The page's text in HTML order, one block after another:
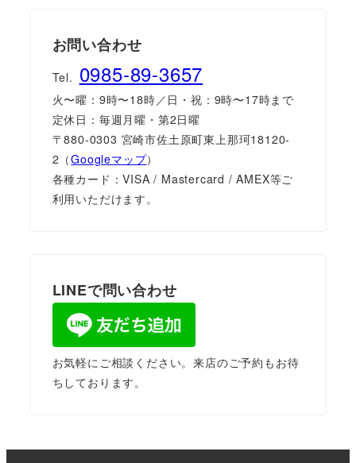
お問い合わせ
Tel. 0985-89-3657
火〜曜：9時〜18時／日・祝：9時〜17時まで
定休日：毎週月曜・第2日曜
〒880-0303 宮崎市佐土原町東上那珂18120-
2（Googleマップ）
各種カード：VISA / Mastercard / AMEX等ご
利用いただけます。
LINEで問い合わせ
お気軽にご相談ください。来店のご予約もお待
ちしております。